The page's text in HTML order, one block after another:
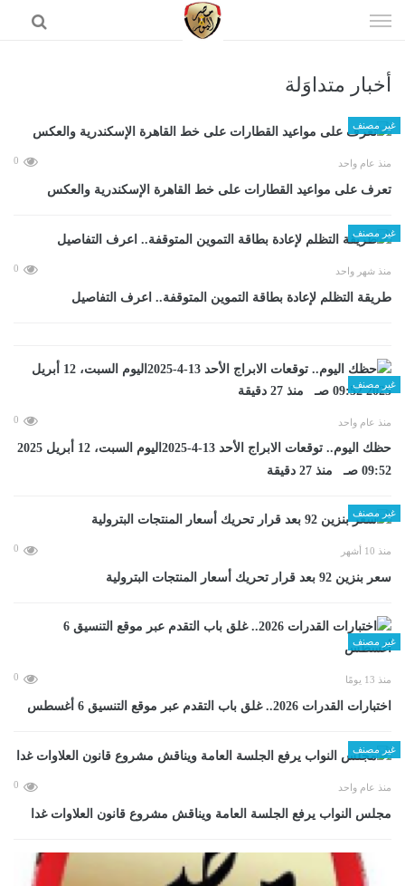
الى
أخبار متداوَلة
غير مصنف
منذ عام واحد 0
تعرف على مواعيد القطارات على خط القاهرة الإسكندرية والعكس
غير مصنف
منذ شهر واحد 0
طريقة التظلم لإعادة بطاقة التموين المتوقفة.. اعرف التفاصيل
غير مصنف
منذ عام واحد 0
حظك اليوم.. توقعات الابراج الأحد 13-4-2025اليوم السبت، 12 أبريل 2025
09:52 صـ منذ 27 دقيقة
غير مصنف
منذ 10 أشهر 0
سعر بنزين 92 بعد قرار تحريك أسعار المنتجات البترولية
غير مصنف
منذ 13 يومًا 0
اختبارات القدرات 2026.. غلق باب التقدم عبر موقع التنسيق 6 أغسطس
غير مصنف
منذ عام واحد 0
مجلس النواب يرفع الجلسة العامة ويناقش مشروع قانون العلاوات غدا